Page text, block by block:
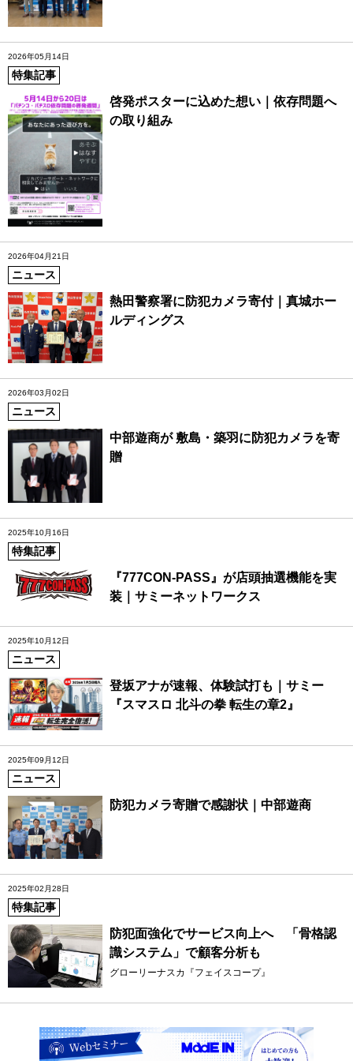
2026年05月14日
特集記事
啓発ポスターに込めた想い｜依存問題へ
の取り組み
2026年04月21日
ニュース
熱田警察署に防犯カメラ寄付｜真城ホー
ルディングス
2026年03月02日
ニュース
中部遊商が 敷島・築羽に防犯カメラを寄
贈
2025年10月16日
特集記事
『777CON-PASS』が店頭抽選機能を実
装｜サミーネットワークス
2025年10月12日
ニュース
登坂アナが速報、体験試打も｜サミー
『スマスロ 北斗の拳 転生の章2』
2025年09月12日
ニュース
防犯カメラ寄贈で感謝状｜中部遊商
2025年02月28日
特集記事
防犯面強化でサービス向上へ 「骨格認
識システム」で顧客分析も
グローリーナスカ『フェイスコープ』